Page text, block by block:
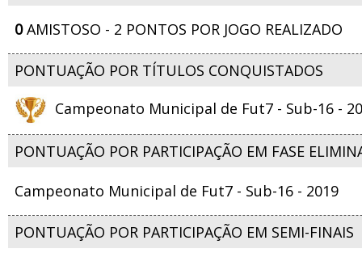
0AMISTOSO - 2 PONTOS POR JOGO REALIZADO
PONTUAÇÃO POR TÍTULOS CONQUISTADOS
Campeonato Municipal de Fut7 - Sub-16 -
PONTUAÇÃO POR PARTICIPAÇÃO EM FASE
Campeonato Municipal de Fut7 - Sub-16 - 2019
PONTUAÇÃO POR PARTICIPAÇÃO EM SEMI-FINAIS